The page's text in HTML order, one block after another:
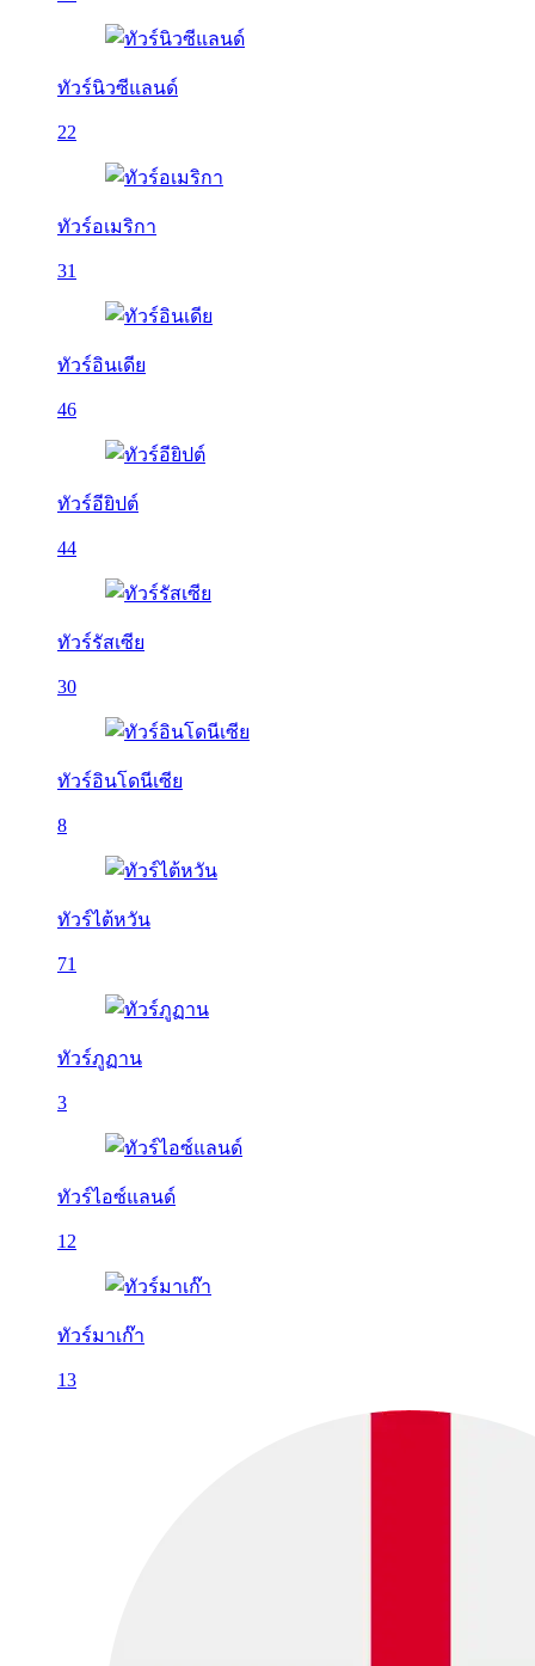
ทัวร์นิวซีแลนด์
22
ทัวร์อเมริกา
31
ทัวร์อินเดีย
46
ทัวร์อียิปต์
44
ทัวร์รัสเซีย
30
ทัวร์อินโดนีเซีย
8
ทัวร์ไต้หวัน
71
ทัวร์ภูฏาน
3
ทัวร์ไอซ์แลนด์
12
ทัวร์มาเก๊า
13